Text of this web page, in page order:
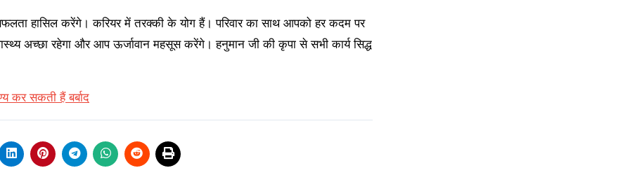
हासिल करेंगे। करियर में तरक्की के योग हैं। परिवार का साथ आपको हर कदम पर
अच्छा रहेगा और आप ऊर्जावान महसूस करेंगे। हनुमान जी की कृपा से सभी कार्य सिद्ध
कर सकती हैं बर्बाद